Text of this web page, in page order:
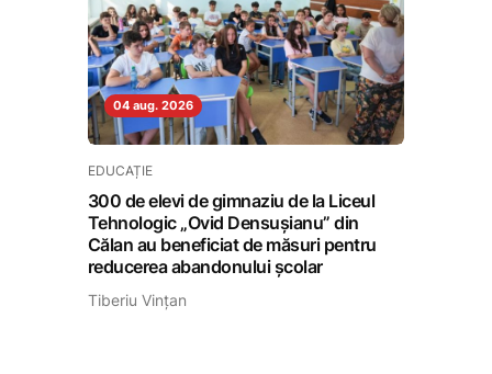
04 aug. 2026
EDUCAȚIE
300 de elevi de gimnaziu de la Liceul
Tehnologic „Ovid Densușianu” din
Călan au beneficiat de măsuri pentru
reducerea abandonului școlar
Tiberiu Vințan